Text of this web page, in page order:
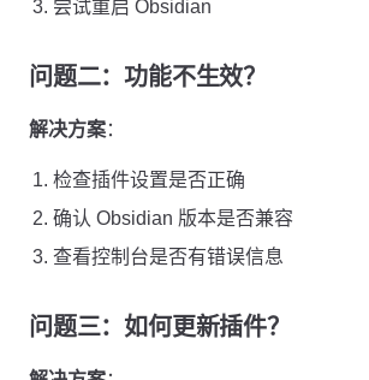
尝试重启 Obsidian
问题二：功能不生效？
解决方案：
检查插件设置是否正确
确认 Obsidian 版本是否兼容
查看控制台是否有错误信息
问题三：如何更新插件？